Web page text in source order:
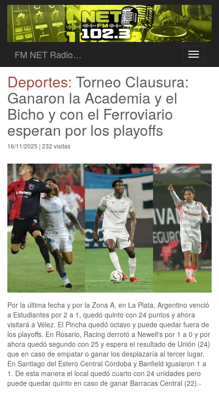
Toggle
FM NET Radio…
Deportes: Torneo Clausura:
Ganaron la Academia y el
Bicho y con el Ferroviario
esperan por los playoffs
16/11/2025 | 232 visitas
Por la última fecha y por la Zona A, en La Plata, Argentino venció
a Estudiantes por 2 a 1, quedó quinto con 24 puntos y ahora
visitará a Vélez. El Pincha quedó octavo y puede quedar fuera de
los playoffs. En Rosario, Racing derrotó a Newell's por 1 a 0 y por
ahora quedó segundo con 25 y espera el resultado de Unión (24)
que en caso de empatar o ganar los desplazaría al tercer lugar.
En Santiago del Estero Central Córdoba y Banfield igualaron 1 a
1. De esta manera el local quedó cuarto con 24 unidades pero
puede quedar quinto en caso de ganar Barracas Central (22).-